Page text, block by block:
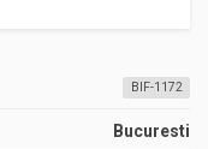
BIF-1172
Bucuresti